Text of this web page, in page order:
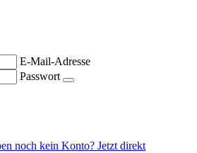
E-Mail-Adresse
Passwort
noch kein Konto? Jetzt direkt